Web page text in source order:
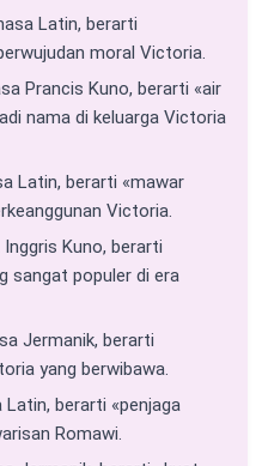
Latin, berarti
moral Victoria.
Prancis Kuno, berarti «air
nama di keluarga Victoria
Latin, berarti «mawar
Victoria.
Kuno, berarti
sangat populer di era
Jermanik, berarti
yang berwibawa.
berarti «penjaga
Romawi.